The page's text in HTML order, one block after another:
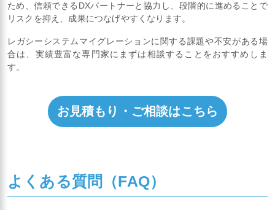
ため、信頼できるDXパートナーと協力し、段階的に進めることで
リスクを抑え、成果につなげやすくなります。
レガシーシステムマイグレーションに関する課題や不安がある場
合は、実績豊富な専門家にまずは相談することをおすすめしま
す。
お見積もり・ご相談はこちら
よくある質問（FAQ）